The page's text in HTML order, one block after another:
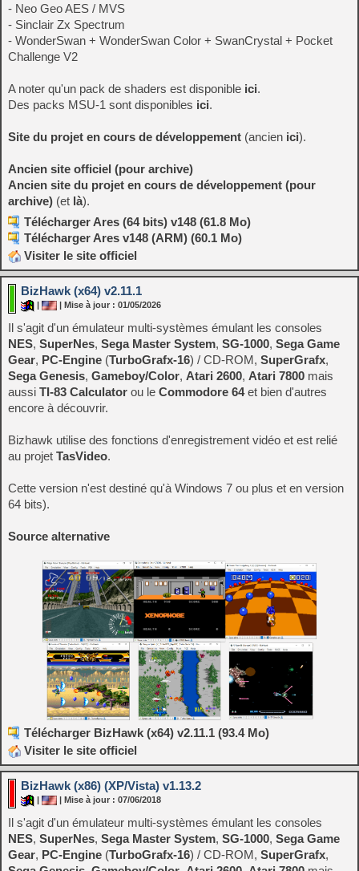
- Neo Geo AES / MVS
- Sinclair Zx Spectrum
- WonderSwan + WonderSwan Color + SwanCrystal + Pocket
Challenge V2
A noter qu'un pack de shaders est disponible ici.
Des packs MSU-1 sont disponibles ici.
Site du projet en cours de développement (ancien ici).
Ancien site officiel (pour archive)
Ancien site du projet en cours de développement (pour
archive) (et là).
Télécharger Ares (64 bits) v148 (61.8 Mo)
Télécharger Ares v148 (ARM) (60.1 Mo)
Visiter le site officiel
BizHawk (x64) v2.11.1
| Mise à jour : 01/05/2026
Il s'agit d'un émulateur multi-systèmes émulant les consoles
NES, SuperNes, Sega Master System, SG-1000, Sega Game
Gear, PC-Engine (TurboGrafx-16) / CD-ROM, SuperGrafx,
Sega Genesis, Gameboy/Color, Atari 2600, Atari 7800 mais
aussi TI-83 Calculator ou le Commodore 64et bien d'autres
encore à découvrir.
Bizhawk utilise des fonctions d'enregistrement vidéo et est relié
au projet TasVideo.
Cette version n'est destiné qu'à Windows 7 ou plus et en version
64 bits).
Source alternative
Télécharger BizHawk (x64) v2.11.1 (93.4 Mo)
Visiter le site officiel
BizHawk (x86) (XP/Vista) v1.13.2
| Mise à jour : 07/06/2018
Il s'agit d'un émulateur multi-systèmes émulant les consoles
NES, SuperNes, Sega Master System, SG-1000, Sega Game
Gear, PC-Engine (TurboGrafx-16) / CD-ROM, SuperGrafx,